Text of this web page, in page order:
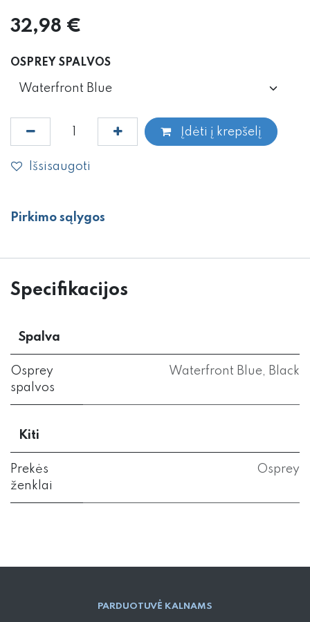
32,98 €
OSPREY SPALVOS
Įdėti į krepšelį
Išsisaugoti
Pirkimo sąlygos
Specifikacijos
Spalva
Osprey
spalvos
Waterfront Blue, Black
Kiti
Prekės
ženklai
Osprey
PARD​UOTUVĖ​ KALNAMS